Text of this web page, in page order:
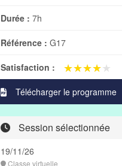
Durée : 7h
Référence : G17
Satisfaction : ★★★★★
★★★★★
Télécharger le programme
Session sélectionnée
19/11/26
Classe virtuelle